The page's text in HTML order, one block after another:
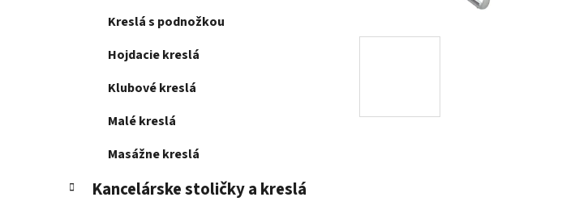
Kreslá s podnožkou
Hojdacie kreslá
Klubové kreslá
Malé kreslá
Masážne kreslá
Kancelárske stoličky a kreslá